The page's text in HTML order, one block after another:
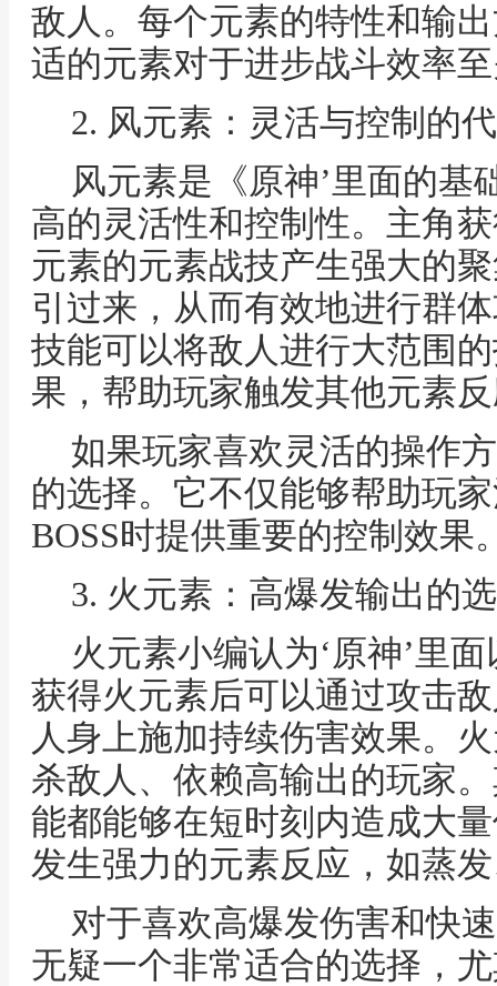
敌人。每个元素的特性和输
适的元素对于进步战斗效率
2. 风元素：灵活与控制的
风元素是《原神’里面的基
高的灵活性和控制性。主角
元素的元素战技产生强大的
引过来，从而有效地进行群
技能可以将敌人进行大范围
果，帮助玩家触发其他元素
如果玩家喜欢灵活的操作
的选择。它不仅能够帮助玩
BOSS时提供重要的控制效果
3. 火元素：高爆发输出的
火元素小编认为‘原神’里
获得火元素后可以通过攻击
人身上施加持续伤害效果。
杀敌人、依赖高输出的玩家
能都能够在短时刻内造成大
发生强力的元素反应，如蒸
对于喜欢高爆发伤害和快
无疑一个非常适合的选择，